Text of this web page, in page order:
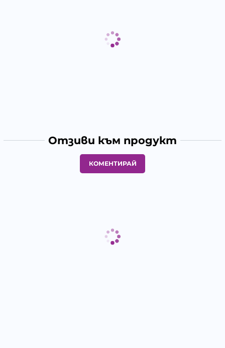
Отзиви към продукт
КОМЕНТИРАЙ